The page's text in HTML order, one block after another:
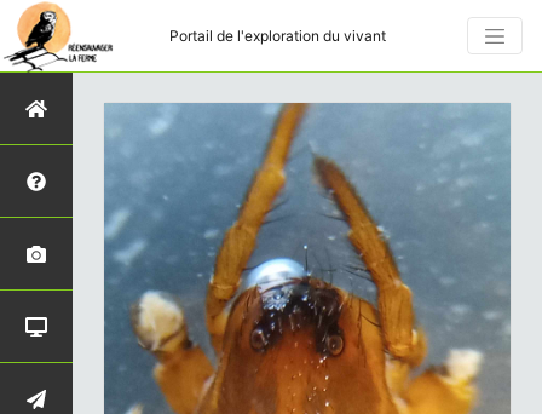
Portail de l'exploration du vivant